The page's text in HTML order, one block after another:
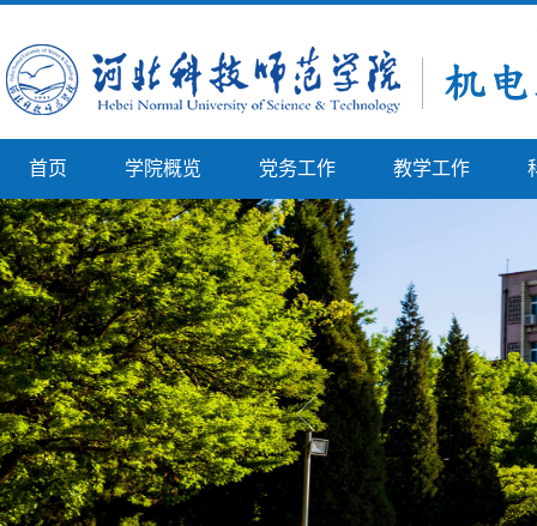
首页 学院概览 党务工作 教学工作